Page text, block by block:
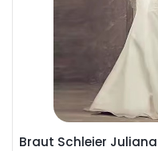
Braut Schleier